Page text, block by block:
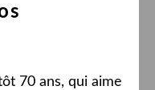
70 ans, qui aime